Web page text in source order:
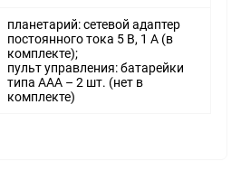
планетарий: сетевой адаптер
постоянного тока 5 В, 1 А (в
комплекте);
пульт управления: батарейки
типа AАA – 2 шт. (нет в
комплекте)